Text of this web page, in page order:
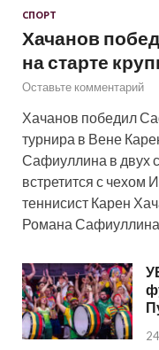
СПОРТ
Хачанов
на старте
Оставьте комментарий
Хачанов победил
турнира в Вене
Сафиуллина в двух
встретится с чехом
теннисист Карен
Романа Сафиуллина